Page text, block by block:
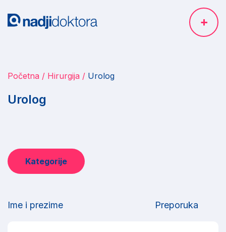
Početna Hirurgija Urolog
Urolog
Kategorije
Ime i prezime Preporuka